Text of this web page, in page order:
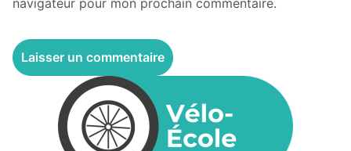
navigateur pour mon prochain commentaire.